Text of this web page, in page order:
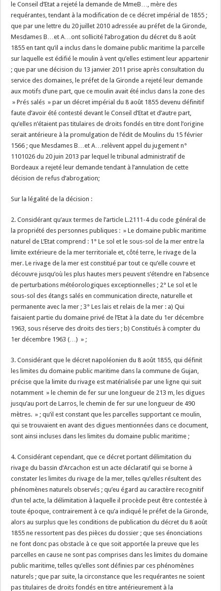
le Conseil d’Etat a rejeté la demande de MmeB…, mère des
requérantes, tendant à la modification de ce décret impérial de 1855 ;
que par une lettre du 20 juillet 2010 adressée au préfet de la Gironde,
Mesdames B…et A…ont sollicité l’abrogation du décret du 8 août
1855 en tant qu’il a inclus dans le domaine public maritime la parcelle
sur laquelle est édifié le moulin à vent qu’elles estiment leur appartenir
; que par une décision du 13 janvier 2011 prise après consultation du
service des domaines, le préfet de la Gironde a rejeté leur demande
aux motifs d’une part, que ce moulin avait été inclus dans la zone des
» Prés salés » par un décret impérial du 8 août 1855 devenu définitif
faute d’avoir été contesté devant le Conseil d’Etat et d’autre part,
qu’elles n’étaient pas titulaires de droits fondés en titre dont l’origine
serait antérieure à la promulgation de l’édit de Moulins du 15 février
1566 ; que Mesdames B…et A…relèvent appel du jugement n°
1101026 du 20 juin 2013 par lequel le tribunal administratif de
Bordeaux a rejeté leur demande tendant à l’annulation de cette
décision de refus d’abrogation;
Sur la légalité de la décision :
2. Considérant qu’aux termes de l’article L.2111-4 du code général de
la propriété des personnes publiques : » Le domaine public maritime
naturel de L’Etat comprend : 1° Le sol et le sous-sol de la mer entre la
limite extérieure de la mer territoriale et, côté terre, le rivage de la
mer. Le rivage de la mer est constitué par tout ce qu’elle couvre et
découvre jusqu’où les plus hautes mers peuvent s’étendre en l’absence
de perturbations météorologiques exceptionnelles ; 2° Le sol et le
sous-sol des étangs salés en communication directe, naturelle et
permanente avec la mer ; 3° Les lais et relais de la mer : a) Qui
faisaient partie du domaine privé de l’Etat à la date du 1er décembre
1963, sous réserve des droits des tiers ; b) Constitués à compter du
1er décembre 1963 (…) » ;
3. Considérant que le décret napoléonien du 8 août 1855, qui définit
les limites du domaine public maritime dans la commune de Gujan,
précise que la limite du rivage est matérialisée par une ligne qui suit
notamment » le chemin de fer sur une longueur de 213 m, les digues
jusqu’au port de Larros, le chemin de fer sur une longueur de 490
mètres. » ; qu’il est constant que les parcelles supportant ce moulin,
qui se trouvaient en avant des digues mentionnées dans ce document,
sont ainsi incluses dans les limites du domaine public maritime ;
4. Considérant cependant, que ce décret portant délimitation du
rivage du bassin d’Arcachon est un acte déclaratif qui se borne à
constater les limites du rivage de la mer, telles qu’elles résultent des
phénomènes naturels observés ; qu’eu égard au caractère recognitif
d’un tel acte, la délimitation à laquelle il procède peut être contestée à
toute époque, contrairement à ce qu’a indiqué le préfet de la Gironde,
alors au surplus que les conditions de publication du décret du 8 août
1855 ne ressortent pas des pièces du dossier ; que ses énonciations
ne font donc pas obstacle à ce que soit apportée la preuve que les
parcelles en cause ne sont pas comprises dans les limites du domaine
public maritime, telles qu’elles sont définies par ces phénomènes
naturels ; que par suite, la circonstance que les requérantes ne soient
pas titulaires de droits fondés en titre antérieurement à la